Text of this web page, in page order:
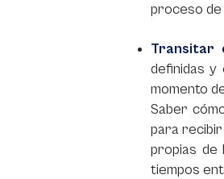
proceso de
Transitar
definidas y
momento
Saber
para recibir
propias de
tiempos